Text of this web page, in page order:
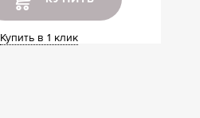
Купить в 1 клик